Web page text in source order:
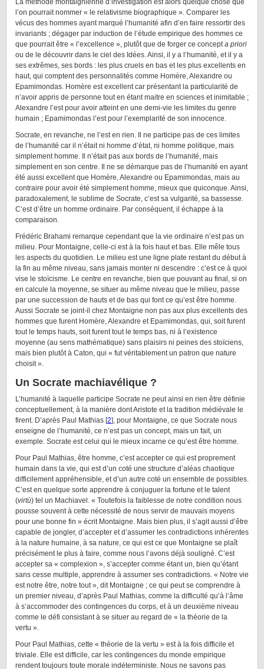
La méthode montaignienne d’investigation est alors quelque chose que
l’on pourrait nommer « le relativisme biographique ». Comparer les
vécus des hommes ayant marqué l’humanité afin d’en faire ressortir des
invariants ; dégager par induction de l’étude empirique des hommes ce
que pourrait être « l’excellence », plutôt que de forger ce concepta priori
ou de le découvrir dans le ciel des Idées. Ainsi, il y a l’humanité, et il y a
ses extrêmes, ses bords : les plus cruels en bas et les plus excellents en
haut, qui comptent des personnalités comme Homère, Alexandre ou
Epamimondas. Homère est excellent car présentant la particularité de
n’avoir appris de personne tout en étant maitre en sciences et inimitable ;
Alexandre l’est pour avoir atteint en une demi-vie les limites du genre
humain ; Epamimondas l’est pour l’exemplarité de son innocence.
Socrate, en revanche, ne l’est en rien. Il ne participe pas de ces limites
de l’humanité car il n’était ni homme d’état, ni homme politique, mais
simplement homme. Il n’était pas aux bords de l’humanité, mais
simplement en son centre. Il ne se démarque pas de l’humanité en ayant
été aussi excellent que Homère, Alexandre ou Epamimondas, mais au
contraire pour avoir été simplement homme, mieux que quiconque. Ainsi,
paradoxalement, le sublime de Socrate, c’est sa vulgarité, sa bassesse.
C’est d’être un homme ordinaire. Par conséquent, il échappe à la
comparaison.
Frédéric Brahami remarque cependant que la vie ordinaire n’est pas un
milieu. Pour Montaigne, celle-ci est à la fois haut et bas. Elle mêle tous
les aspects du quotidien. Le milieu est une ligne plate restant du début à
la fin au même niveau, sans jamais monter ni descendre : c’est ce à quoi
vise le stoïcisme. Le centre en revanche, bien que pouvant au final, si on
en calcule la moyenne, se situer au même niveau que le milieu, passe
par une succession de hauts et de bas qui font ce qu’est être homme.
Aussi Socrate se joint-il chez Montaigne non pas aux plus excellents des
hommes que furent Homère, Alexandre et Epamimondas, qui, soit furent
tout le temps hauts, soit furent tout le temps bas, ni à l’existence
moyenne (au sens mathématique) sans plaisirs ni peines des stoïciens,
mais bien plutôt à Caton, qui « fut véritablement un patron que nature
choisit ».
Un Socrate machiavélique ?
L’humanité à laquelle participe Socrate ne peut ainsi en rien être définie
conceptuellement, à la manière dont Aristote et la tradition médiévale le
firent. D’après Paul Mathias [2], pour Montaigne, ce que Socrate nous
enseigne de l’humanité, ce n’est pas un concept, mais un fait, un
exemple. Socrate est celui qui le mieux incarne ce qu’est être homme.
Pour Paul Mathias, être homme, c’est accepter ce qui est proprement
humain dans la vie, qui est d’un coté une structure d’aléas chaotique
difficilement appréhensible, et d’un autre coté un ensemble de possibles.
C’est en quelque sorte apprendre à conjuguer la fortune et le talent
(virtù) tel un Machiavel. « Toutefois la faiblesse de notre condition nous
pousse souvent à cette nécessité de nous servir de mauvais moyens
pour une bonne fin » écrit Montaigne. Mais bien plus, il s’agit aussi d’être
capable de jongler, d’accepter et d’assumer les contradictions inhérentes
à la nature humaine, à sa nature, ce qui est ce que Montaigne se plaît
précisément le plus à faire, comme nous l’avons déjà souligné. C’est
accepter sa « complexion », s’accepter comme étant un, bien qu’étant
sans cesse multiple, apprendre à assumer ses contradictions. « Notre vie
est notre être, notre tout », dit Montaigne ; ce qui peut se comprendre à
un premier niveau, d’après Paul Mathias, comme la difficulté qu’à l’âme
à s’accommoder des contingences du corps, et à un deuxième niveau
comme le défi consistant à se situer au regard de « la théorie de la
vertu ».
Pour Paul Mathias, cette « théorie de la vertu » est à la fois difficile et
triviale. Elle est difficile, car les contingences du monde empirique
rendent toujours toute morale indéterministe. Nous ne savons pas